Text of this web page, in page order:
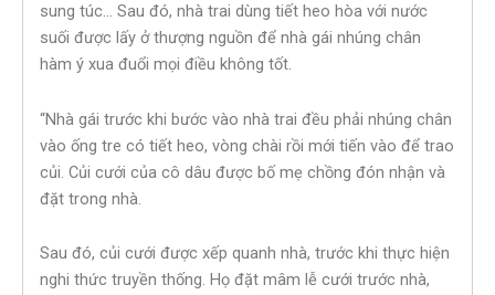
sung túc… Sau đó, nhà trai dùng tiết heo hòa với nước
suối được lấy ở thượng nguồn để nhà gái nhúng chân
hàm ý xua đuổi mọi điều không tốt.
“Nhà gái trước khi bước vào nhà trai đều phải nhúng chân
vào ống tre có tiết heo, vòng chài rồi mới tiến vào để trao
củi. Củi cưới của cô dâu được bố mẹ chồng đón nhận và
đặt trong nhà.
Sau đó, củi cưới được xếp quanh nhà, trước khi thực hiện
nghi thức truyền thống. Họ đặt mâm lễ cưới trước nhà,